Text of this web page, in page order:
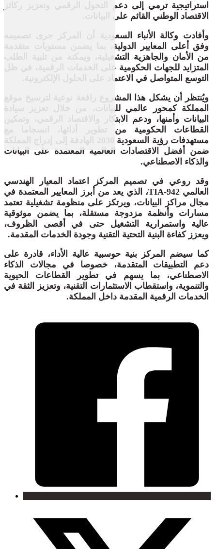
استراتيجية ترمي إلى دعم التحول الرقمي وتعزيز ركائز
الاقتصاد الوطني القائم على البيانات.
وأفادت وكالة الأنباء السعودية أن المركز جرى تصميمه
وفق أعلى المعايير الدولية، بما يضمن مستويات متقدمة
من الأمان والجاهزية التشغيلية، ويمكنه من تلبية الطلب
المتزايد للجهات الحكومية على الخدمات الرقمية، في ظل
التوسع المتواصل في الاعتماد على الحلول الإلكترونية.
ويُنتظر أن يشكل هذا المشروع رافعة نوعية لترسيخ موقع
المملكة كمحور عالمي للبيانات، من خلال تعزيز سيادة
البيانات وأمنها، ودعم الابتكار والاقتصاد الرقمي، وتمكين
القطاعات الحكومية من تطوير أدائها، انسجاما مع
ضمن أفضل الاقتصادات العالمية المعتمدة على البيانات
والذكاء الاصطناعي.
وقد روعي في تصميم المركز اعتماد المعيار الهندسي
العالمي TIA-942، الذي يعد من أبرز المعايير المعتمدة في
مجال مراكز البيانات، ويرتكز على منظومة تشغيلية تعتمد
مسارات وأنظمة مزدوجة مستقلة، بما يضمن موثوقية
عالية واستمرارية التشغيل حتى في أقصى الظروف،
ويعزز كفاءة البنية التحتية التقنية وجودة الخدمات المقدمة.
كما سيضم المركز بنية حوسبية عالية الأداء، قادرة على
دعم التطبيقات المتقدمة، خصوصا في مجالات الذكاء
الاصطناعي، بما يسهم في تطوير القطاعات الحيوية
والتنموية، واستقطاب الاستثمارات التقنية، وتعزيز الثقة في
الخدمات الرقمية المقدمة داخل المملكة.